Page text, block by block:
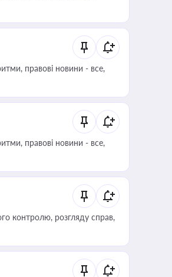
правові новини - все,
правові новини - все,
контролю, розгляду справ,